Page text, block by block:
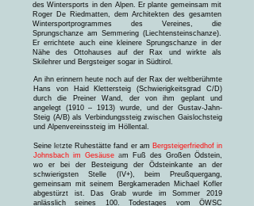
des Wintersports in den Alpen. Er plante gemeinsam mit
Roger De Riedmatten, dem Architekten des gesamten
Wintersportprogrammes des Vereines, die
Sprungschanze am Semmering (Liechtensteinschanze).
Er errichtete auch eine kleinere Sprungschanze in der
Nähe des Ottohauses auf der Rax und wirkte als
Skilehrer und Bergsteiger sogar in Südtirol.
An ihn erinnern heute noch auf der Rax der weltberühmte
Hans von Haid Klettersteig (Schwierigkeitsgrad C/D)
durch die Preiner Wand, der von ihm geplant und
angelegt (1910 – 1913) wurde, und der Gustav-Jahn-
Steig (A/B) als Verbindungssteig zwischen Gaislochsteig
und Alpenvereinssteig im Höllental.
Seine letzte Ruhestätte fand er am Bergsteigerfriedhof in
Johnsbach im Gesäuse am Fuß des Großen Ödstein,
wo er bei der Besteigung der Ödsteinkante an der
schwierigsten Stelle (IV+), beim Preußquergang,
gemeinsam mit seinem Bergkameraden Michael Kofler
abgestürzt ist. Das Grab wurde im Sommer 2019
anlässlich seines 100. Todestages vom ÖWSC